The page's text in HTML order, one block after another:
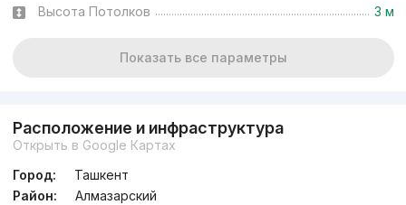
Высота Потолков 3 м
Показать все параметры
Расположение и инфраструктура
Открыть в Google Картах
Город:
Ташкент
Район:
Алмазарский